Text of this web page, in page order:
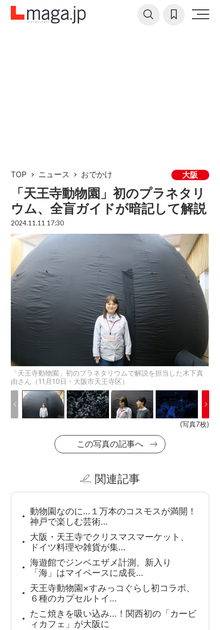
TOP ニュース おでかけ 大阪
「天王寺動物園」初のプラネタリ
ウム、全盲ガイドが暗記して解説
2024.11.11 17:30
「天王寺動物園」初のプラネタリウムで解説を担当した木下真
由さん（11月10日・大阪市天王寺区）
(写真7枚)
この写真の記事へ
関連記事
動物園なのに…１万本のコスモスが満開！
神戸で楽しむ芸術…
大阪・天王寺でクリスマスマーケット、
ドイツ料理や雑貨が集…
海遊館でジンベエザメ計測、新入り
「海」はマイペースに成長…
天王寺動物園×すみっコぐらし初コラボ、
６種のカプセルトイ…
たこ焼きを吸い込み…！関西初の「カービ
ィカフェ」が大阪に